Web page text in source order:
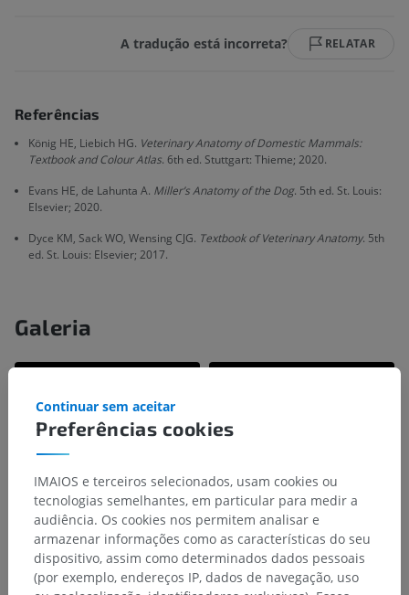
A tradução está incorreta? RELATAR
Referências
König HE, Liebich HG. Veterinary Anatomy of Domestic Mammals:
Textbook and Colour Atlas. 6th ed. Stuttgart: Thieme; 2020.
Evans HE, de Lahunta A. Miller’s Anatomy of the Dog. 5th ed. St. Louis:
Elsevier; 2020.
Dyce KM, Sack WO, Wensing CJG. Textbook of Veterinary Anatomy. 5th
ed. St. Louis: Elsevier; 2017.
Galeria
Preferências cookies
Continuar sem aceitar
IMAIOS e terceiros selecionados, usam cookies ou
tecnologias semelhantes, em particular para medir a
audiência. Os cookies nos permitem analisar e
armazenar informações como as características do seu
dispositivo, assim como determinados dados pessoais
(por exemplo, endereços IP, dados de navegação, uso